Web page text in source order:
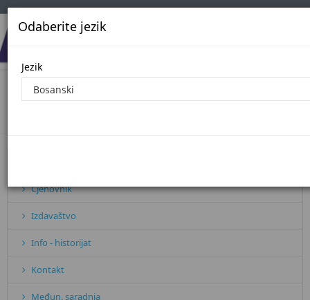
Odaberite jezik
Jezik
Javne nabavke - 2020. godina
Cjenovnik
Izdavaštvo
Info - historijat
Kontakt
Međun. saradnja